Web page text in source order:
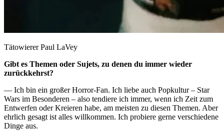
Tätowierer Paul LaVey
Gibt es Themen oder Sujets, zu denen du immer wieder
zurückkehrst?
— Ich bin ein großer Horror-Fan. Ich liebe auch Popkultur – Star
Wars im Besonderen – also tendiere ich immer, wenn ich Zeit zum
Entwerfen oder Kreieren habe, am meisten zu diesen Themen. Aber
ehrlich gesagt ist alles willkommen. Ich probiere gerne verschiedene
Dinge aus.